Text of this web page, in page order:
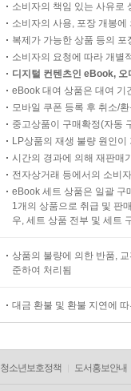
소비자의 책임 있는 사유로
소비자의 사용, 포장 개봉
복제가 가능한 상품 등의
소비자의 요청에 따라 개별
디지털 컨텐츠인 eBook,
eBook 대여 상품은 대여 기
모바일 쿠폰 등록 후 취소/
중고상품이 구매확정(자동
LP상품의 재생 불량 원인
시간의 경과에 의해 재판매
전자상거래 등에서의 소비
eBook 세트 상품은 일괄 구
1개의 상품으로 취급 및 판
우, 세트 상품 전부 및 세트
상품의 불량에 의한 반품,
준하여 처리됨
대금 환불 및 환불 지연에
청소년보호정책 도서홍보안내